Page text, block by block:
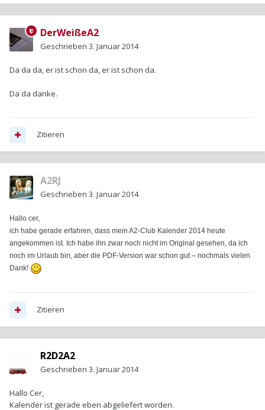
DerWeißeA2
Geschrieben 3. Januar 2014
Da da da, er ist schon da, er ist schon da.
Da da danke.
Zitieren
A2RJ
Geschrieben 3. Januar 2014
Hallo cer,
ich habe gerade erfahren, dass mein A2-Club Kalender 2014 heute
angekommen ist. Ich habe ihn zwar noch nicht im Original gesehen, da ich
noch im Urlaub bin, aber die PDF-Version war schon gut – nochmals vielen
Dank!
Zitieren
R2D2A2
Geschrieben 3. Januar 2014
Hallo Cer,
Kalender ist gerade eben abgeliefert worden.